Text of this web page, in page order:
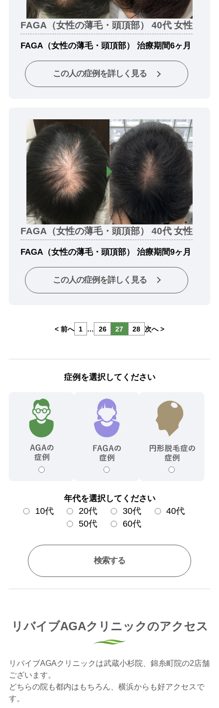
FAGA（女性の薄毛・頭頂部） 40代 女性
FAGA（女性の薄毛・頭頂部） 治療期間6ヶ月
この人の症例を詳しく見る
FAGA（女性の薄毛・頭頂部） 40代 女性
FAGA（女性の薄毛・頭頂部） 治療期間9ヶ月
この人の症例を詳しく見る
< 前へ 1 … 26 27 28 次へ >
症例を選択してください
年代を選択してください
10代 20代 30代
40代
50代
60代
検索する
リバイブAGAクリニックのアクセス
リバイブAGAクリニックは武蔵小杉院、錦糸町院の2店舗
ございます。
どちらの院も都内はもちろん、横浜からも好アクセスで
す。